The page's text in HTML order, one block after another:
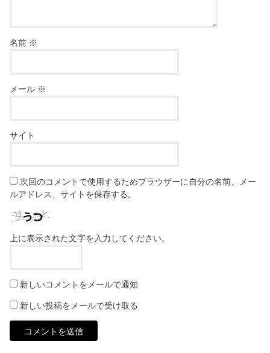
名前 ※
メール ※
サイト
次回のコメントで使用するためブラウザーに自分の名前、メー
ルアドレス、サイトを保存する。
上に表示された文字を入力してください。
新しいコメントをメールで通知
新しい投稿をメールで受け取る